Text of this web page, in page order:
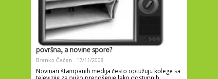
površna, a novine spore?
Branko Čečen 17/11/2008
Novinari štampanih medija često optužuju kolege sa